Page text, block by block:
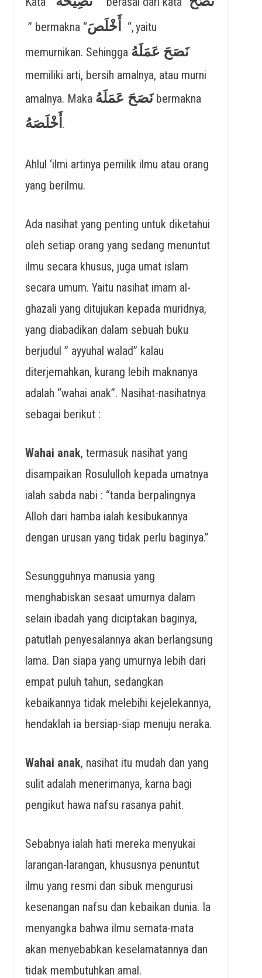
” bermakna “أَخْلَصَ
“, yaitu
memurnikan. Sehingga نَصَحَ عَمَلَهُ
memiliki arti, bersih amalnya, atau murni
amalnya. Maka نَصَحَ عَمَلَهُbermakna
أَخْلَصَهُ .
Ahlul ‘ilmi artinya pemilik ilmu atau orang
yang berilmu.
Ada nasihat yang penting untuk diketahui
oleh setiap orang yang sedang menuntut
ilmu secara khusus, juga umat islam
secara umum. Yaitu nasihat imam al-
ghazali yang ditujukan kepada muridnya,
yang diabadikan dalam sebuah buku
berjudul ” ayyuhal walad” kalau
diterjemahkan, kurang lebih maknanya
adalah “wahai anak”. Nasihat-nasihatnya
sebagai berikut :
Wahai anak, termasuk nasihat yang
disampaikan Rosululloh kepada umatnya
ialah sabda nabi : “tanda berpalingnya
Alloh dari hamba ialah kesibukannya
dengan urusan yang tidak perlu baginya.”
Sesungguhnya manusia yang
menghabiskan sesaat umurnya dalam
selain ibadah yang diciptakan baginya,
patutlah penyesalannya akan berlangsung
lama. Dan siapa yang umurnya lebih dari
empat puluh tahun, sedangkan
kebaikannya tidak melebihi kejelekannya,
hendaklah ia bersiap-siap menuju neraka.
Wahai anak, nasihat itu mudah dan yang
sulit adalah menerimanya, karna bagi
pengikut hawa nafsu rasanya pahit.
Sebabnya ialah hati mereka menyukai
larangan-larangan, khususnya penuntut
ilmu yang resmi dan sibuk mengurusi
kesenangan nafsu dan kebaikan dunia. Ia
menyangka bahwa ilmu semata-mata
akan menyebabkan keselamatannya dan
tidak membutuhkan amal.